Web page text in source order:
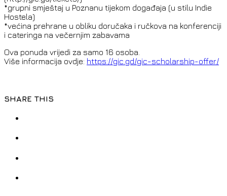
*grupni smještaj u Poznanu tijekom događaja (u stilu Indie
Hostela)
*većina prehrane u obliku doručaka i ručkova na konferenciji
i cateringa na večernjim zabavama
Ova ponuda vrijedi za samo 16 osoba.
Više informacija ovdje: https://gic.gd/gic-scholarship-offer/
SHARE THIS